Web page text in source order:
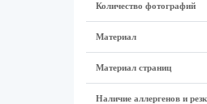
Количество фотографий
Материал
Материал страниц
Наличие аллергенов и